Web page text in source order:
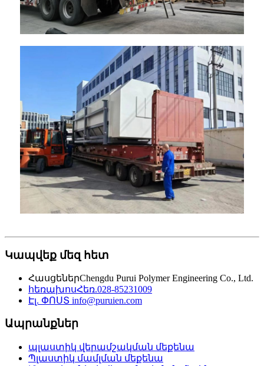
Կապվեք մեզ հետ
ՀասցեներChengdu Purui Polymer Engineering Co., Ltd.
հեռախոսՀեռ.028-85231009
Էլ. ՓՈՍՏ info@puruien.com
Ապրանքներ
պլաստիկ վերամշակման մեքենա
Պլաստիկ մամլման մեքենա